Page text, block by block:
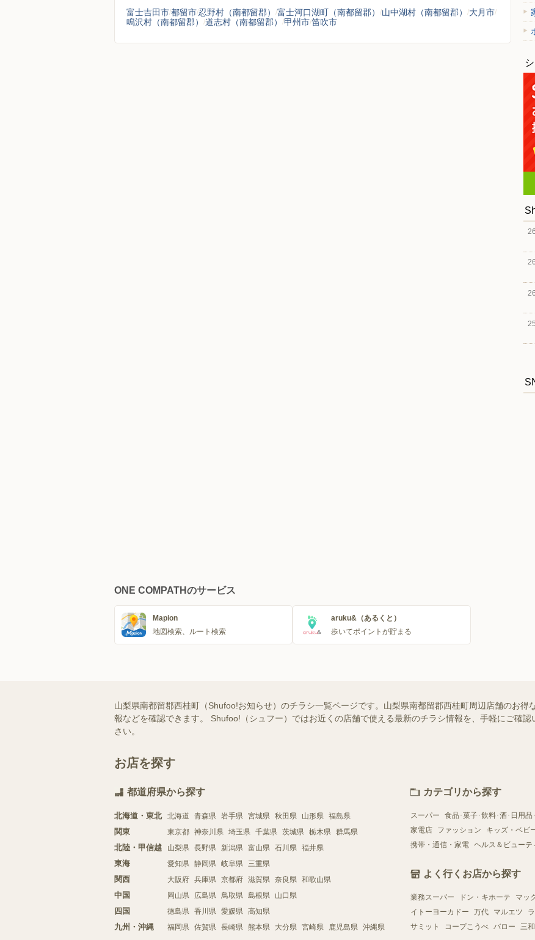
富士吉田市都留市 忍野村（南都留郡） 富士河口湖町（南都留郡） 山中湖村（南都留郡）
大月市
鳴沢村（南都留郡）
道志村（南都留郡） 甲州市笛吹市
ONE COMPATHのサービス
Mapion
地図検索、ルート検索
aruku&（あるくと）
歩いてポイントが貯まる
山梨県南都留郡西桂町（Shufoo!お知らせ）のチラシ一覧ページです。山梨県南都留郡西桂町周辺店舗のお得
報などを確認できます。 Shufoo!（シュフー）ではお近くの店舗で使える最新のチラシ情報を、手軽にご確
さい。
お店を探す
都道府県から探す
北海道・東北 北海道 青森県 岩手県 宮城県 秋田県 山形県 福島県
関東 東京都 神奈川県 埼玉県 千葉県 茨城県 栃木県 群馬県
北陸・甲信越 山梨県 長野県 新潟県 富山県 石川県 福井県
東海 愛知県 静岡県 岐阜県 三重県
関西 大阪府 兵庫県 京都府 滋賀県 奈良県 和歌山県
中国 岡山県 広島県 鳥取県 島根県 山口県
四国 徳島県 香川県 愛媛県 高知県
九州・沖縄 福岡県 佐賀県 長崎県 熊本県 大分県 宮崎県 鹿児島県 沖縄県
カテゴリから探す
スーパー 食品･菓子･飲料･酒･日用品
家電店
ファッション キッズ・ベビ
携帯・通信・家電 ヘルス＆ビューテ
よく行くお店から探す
業務スーパー ドン・キホーテ マッ
イトーヨーカドー
万代 マルエツ
サミット
コープこうべ バロー 三和